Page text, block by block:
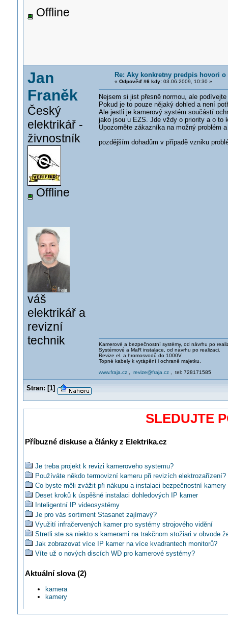
Offline
Jan
Franěk
Český
elektrikář -
živnostník
Offline
váš
elektrikář a
revizní
technik
Re: Aky konkretny predpis hovori
« Odpověď #6 kdy:03.06.2009, 10:30 »
Nejsem si jist přesně normou, ale
Pokud je to pouze nějaký dohled a není
Ale jestli je kamerový systém součástí
jako jsou u EZS. Jde vždy o priority a o to
Upozorněte zákazníka na možný problém
pozdějším dohadům v případě vzniku
Kamerové a bezpečnostní systémy, od návrhu po
Systémové a MaR instalace, od návrhu po realizaci.
Revize el. a hromosvodů do 1000V
Topné kabely k vytápění i ochraně majetku.
www.fraja.cz, revize@fraja.cz, tel: 728171585
Stran: [1]
SLEDUJTE
Příbuzné diskuse a články z Elektrika.cz
Je treba projekt k revizi kameroveho systemu?
Používáte někdo termovizní kameru při revizích elektrozařízení?
Co byste měli zvážit při nákupu a instalaci bezpečnostní kamery
Deset kroků k úspěšné instalaci dohledových IP kamer
Inteligentní IP videosystémy
Je pro vás sortiment Stasanet zajímavý?
Využití infračervených kamer pro systémy strojového vidění
Stretli ste sa niekto s kamerami na trakčnom stožiari v obvode
Jak zobrazovat více IP kamer na více kvadrantech monitorů?
Víte už o nových discích WD pro kamerové systémy?
Jak ochráníte kamerové systémy před bleskem a přepětím?
JABLOTRON: Videoverifikační IP kamery s funkcemi
videosekvence a ...
Aktuální slova (2)
kamera
kamery